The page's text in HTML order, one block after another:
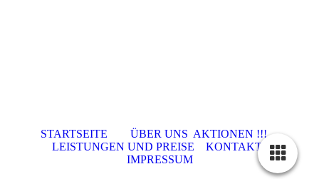
STARTSEITE ÜBER UNS AKTIONEN !!!
LEISTUNGEN UND PREISE
KONTAKT
IMPRESSUM